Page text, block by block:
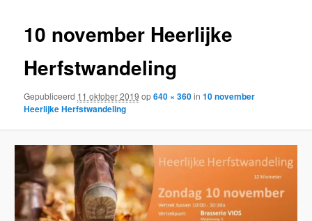
10 november Heerlijke
Herfstwandeling
Gepubliceerd 11 oktober 2019 op640 × 360in10 november
Heerlijke Herfstwandeling